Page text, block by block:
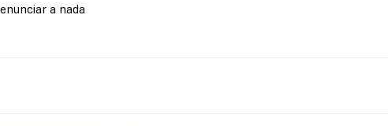
a nada